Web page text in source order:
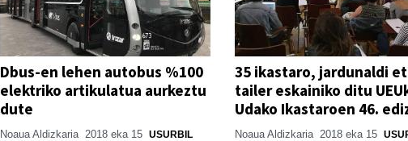
Dbus-en lehen autobus %100
elektriko artikulatua aurkeztu
dute
Noaua Aldizkaria 2018 eka 15 USURBIL
35 ikastaro, jardunaldi
tailer eskainiko ditu
Udako Ikastaroen 46.
Noaua Aldizkaria 2018 eka 15